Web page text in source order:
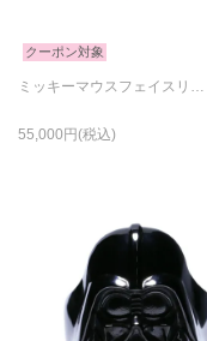
クーポン対象
ミッキーマウスフェイスリング-ゴールドS/指輪
55,000